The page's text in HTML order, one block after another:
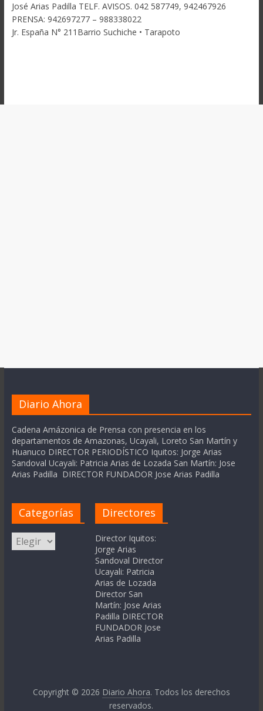
José Arias Padilla TELF. AVISOS. 042 587749, 942467926
PRENSA: 942697277 – 988338022
Jr. España N° 211Barrio Suchiche • Tarapoto
Diario Ahora
Cadena Amázonica de Prensa con presencia en los
departamentos de Amazonas, Ucayali, Loreto San Martín y
Huanuco DIRECTOR PERIODÍSTICO Iquitos: Jorge Arias
Sandoval Ucayali: Patricia Arias de Lozada San Martín: Jose
Arias Padilla DIRECTOR FUNDADOR Jose Arias Padilla
Categorías
Categorías
Directores
Director Iquitos:
Jorge Arias
Sandoval Director
Ucayali: Patricia
Arias de Lozada
Director San
Martín: Jose Arias
Padilla DIRECTOR
FUNDADOR Jose
Arias Padilla
Copyright © 2026 Diario Ahora. Todos los derechos
reservados.